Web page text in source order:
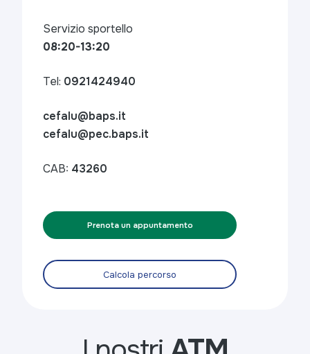
Servizio sportello
08:20-13:20
Tel: 0921424940
cefalu@baps.it
cefalu@pec.baps.it
CAB: 43260
Prenota un appuntamento
Calcola percorso